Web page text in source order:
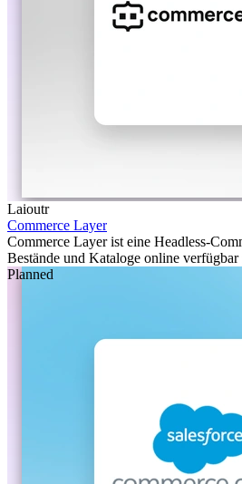
Laioutr
Commerce Layer
Commerce Layer ist eine Headless-
Bestände und Kataloge online verfügbar
Planned